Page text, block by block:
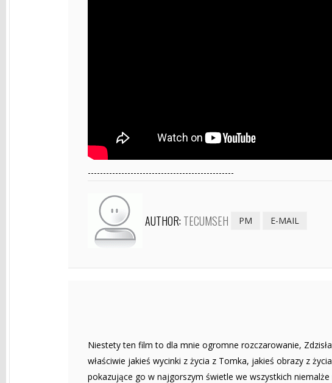
------------------------------------------------
AUTHOR: TECUMSEH PM E-MAIL
Niestety ten film to dla mnie ogromne rozczarowanie,
właściwie jakieś wycinki z życia z Tomka, jakieś obrazy z
pokazujące go w najgorszym świetle we wszystkich